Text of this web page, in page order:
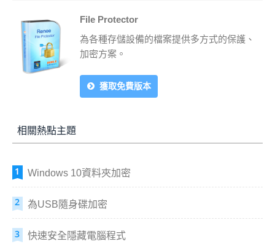
File Protector
為各種存儲設備的檔案提供多方式的保護、
加密方案。
獲取免費版本
相關熱點主題
Windows 10資料夾加密
為USB隨身碟加密
快速安全隱藏電腦程式